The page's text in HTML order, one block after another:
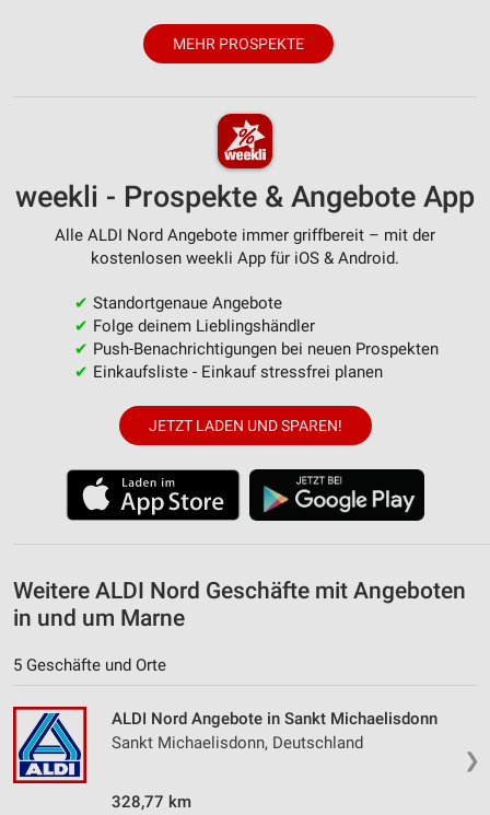
MEHR PROSPEKTE
weekli - Prospekte & Angebote App
Alle ALDI Nord Angebote immer griffbereit – mit der
kostenlosen weekli App für iOS & Android.
✔ Standortgenaue Angebote
✔ Folge deinem Lieblingshändler
✔ Push-Benachrichtigungen bei neuen Prospekten
✔ Einkaufsliste - Einkauf stressfrei planen
JETZT LADEN UND SPAREN!
Weitere ALDI Nord Geschäfte mit Angeboten
in und um Marne
5 Geschäfte und Orte
❯
ALDI Nord Angebote in Sankt Michaelisdonn
Sankt Michaelisdonn, Deutschland
328,77 km